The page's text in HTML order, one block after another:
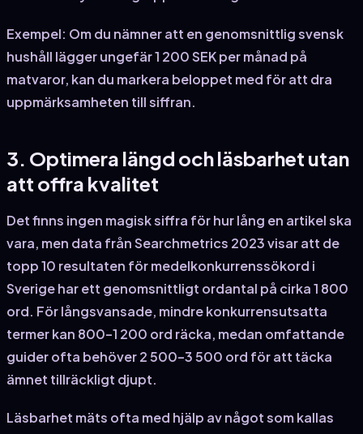
Exempel: Om du nämner att en genomsnittlig svensk
hushåll lägger ungefär 1 200 SEK per månad på
matvaror, kan du markera beloppet med för att dra
uppmärksamheten till siffran.
3. Optimera längd och läsbarhet utan
att offra kvalitet
Det finns ingen magisk siffra för hur lång en artikel ska
vara, men data från Searchmetrics 2023 visar att de
topp 10 resultaten för medelkonkurrenssökord i
Sverige har ett genomsnittligt ordantal på cirka 1 800
ord. För långsvansade, mindre konkurrensutsatta
termer kan 800–1 200 ord räcka, medan omfattande
guider ofta behöver 2 500–3 500 ord för att täcka
ämnet tillräckligt djupt.
Läsbarhet mäts ofta med hjälp av något som kallas